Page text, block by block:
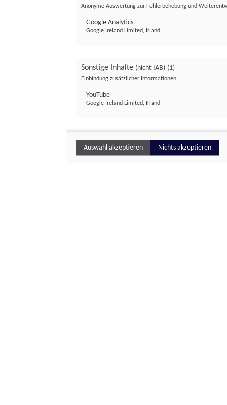
Anonyme Auswertung zur Fehlerbehebung und
Google Analytics
Google Ireland Limited, Irland
Sonstige Inhalte (nicht IAB) (1)
Einbindung zusätzlicher Informationen
YouTube
Google Ireland Limited, Irland
Auswahl akzeptieren Nichts akzeptieren